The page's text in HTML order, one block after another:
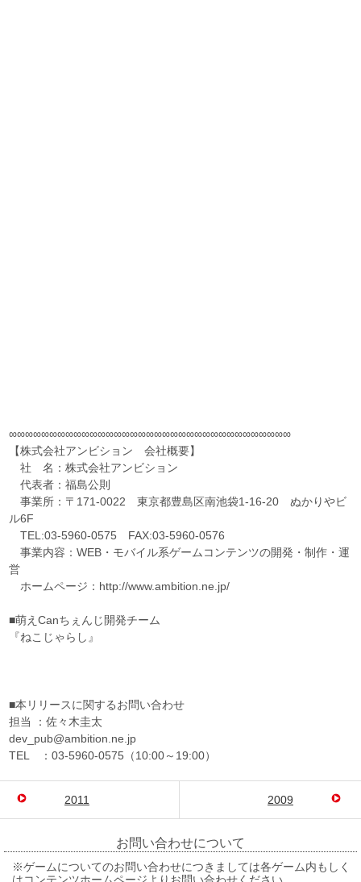
∞∞∞∞∞∞∞∞∞∞∞∞∞∞∞∞∞∞∞∞∞∞∞∞∞∞∞∞∞∞∞∞∞∞∞
【株式会社アンビション 会社概要】
社 名：株式会社アンビション
代表者：福島公則
事業所：〒171-0022 東京都豊島区南池袋1-16-20 ぬかりやビ
ル6F
TEL:03-5960-0575 FAX:03-5960-0576
事業内容：WEB・モバイル系ゲームコンテンツの開発・制作・運
営
ホームページ：http://www.ambition.ne.jp/
■萌えCanちぇんじ開発チーム
『ねこじゃらし』
■本リリースに関するお問い合わせ
担当 ：佐々木圭太
dev_pub@ambition.ne.jp
TEL ：03-5960-0575（10:00～19:00）
2011 2009
お問い合わせについて
※ゲームについてのお問い合わせにつきましては各ゲーム内もしく